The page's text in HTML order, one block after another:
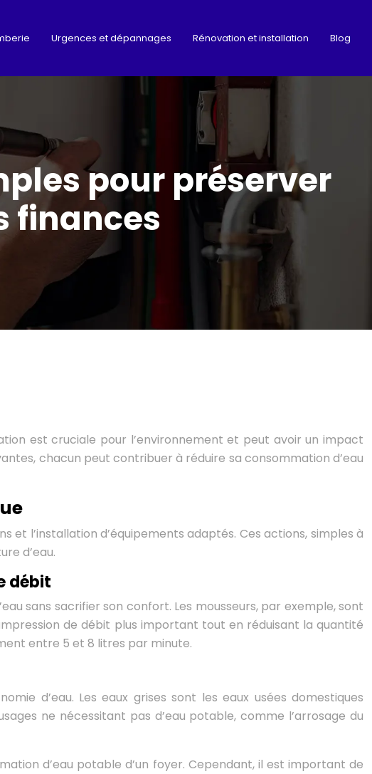
Urgences et dépannages Rénovation et installation Blog
pour préserver
finances
est cruciale pour l’environnement et peut avoir un impact
chacun peut contribuer à réduire sa consommation d’eau
l’installation d’équipements adaptés. Ces actions, simples à
d’eau.
débit
sans sacrifier son confort. Les mousseurs, par exemple, sont
de débit plus important tout en réduisant la quantité
entre 5 et 8 litres par minute.
d’eau. Les eaux grises sont les eaux usées domestiques
ne nécessitant pas d’eau potable, comme l’arrosage du
d’eau potable d’un foyer. Cependant, il est important de